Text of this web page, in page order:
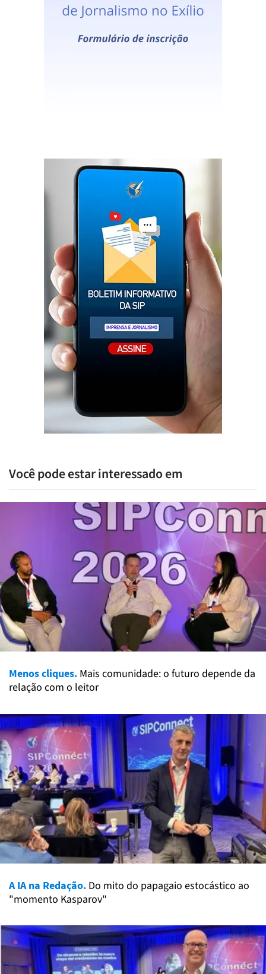
Você pode estar interessado em
Menos cliques. Mais comunidade: o futuro depende da
relação com o leitor
A IA na Redação. Do mito do papagaio estocástico ao
"momento Kasparov"